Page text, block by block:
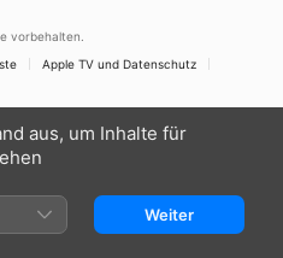
vorbehalten.
Apple TV und Datenschutz
aus, um Inhalte für
Weiter